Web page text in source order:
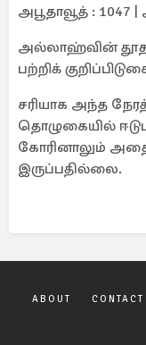
அபூதாவூத் : 1047
அல்லாஹ்வின்
பற்றிக்
சரியாக அந்த
தொழுகையில்
கோரினாலும்
இருப்பதில்லை.
ABOUT CONTACT